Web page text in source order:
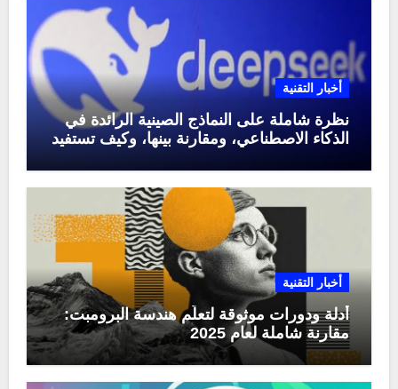
أخبار التقنية
نظرة شاملة على النماذج الصينية الرائدة في
الذكاء الاصطناعي، ومقارنة بينها، وكيف تستفيد
أخبار التقنية
أدلة ودورات موثوقة لتعلّم هندسة البرومبت:
مقارنة شاملة لعام 2025